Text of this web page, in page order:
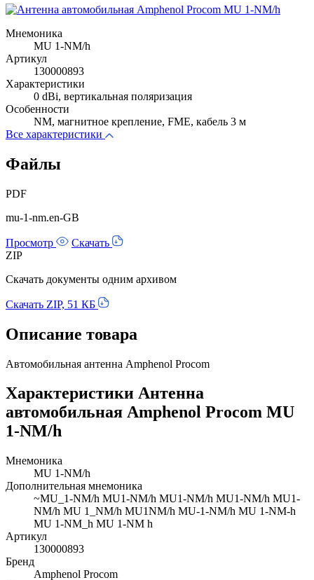
Мнемоника
MU 1-NM/h
Артикул
130000893
Характеристики
0 dBi, вертикальная поляризация
Особенности
NM, магнитное крепление, FME, кабель 3 м
Все характеристики
Файлы
PDF
mu-1-nm.en-GB
Просмотр
Скачать
ZIP
Скачать документы одним архивом
Скачать ZIP, 51 КБ
Описание товара
Автомобильная антенна Amphenol Procom
Характеристики Антенна
автомобильная Amphenol Procom MU
1-NM/h
Мнемоника
MU 1-NM/h
Дополнительная мнемоника
~MU_1-NM/h MU1-NM/h MU1-NM/h MU1-NM/h MU1-
NM/h MU 1_NM/h MU1NM/h MU-1-NM/h MU 1-NM-h
MU 1-NM_h MU 1-NM h
Артикул
130000893
Бренд
Amphenol Procom